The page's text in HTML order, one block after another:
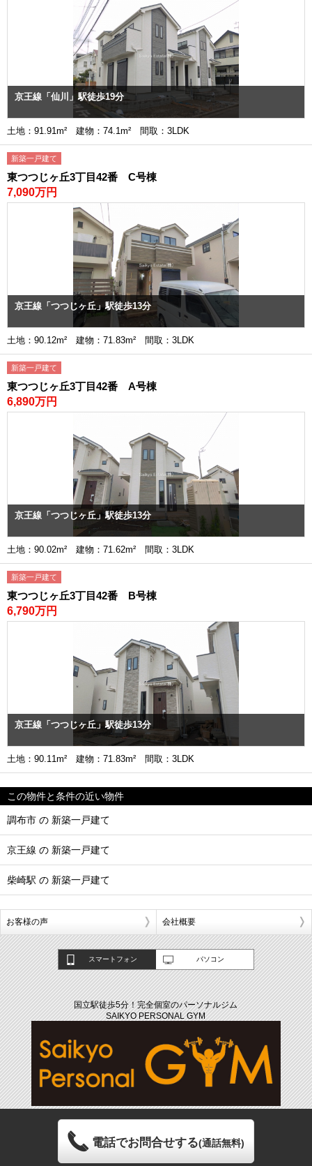
京王線「仙川」駅徒歩19分
土地：91.91m² 建物：74.1m² 間取：3LDK
新築一戸建て
東つつじヶ丘3丁目42番 C号棟
7,090万円
京王線「つつじヶ丘」駅徒歩13分
土地：90.12m² 建物：71.83m² 間取：3LDK
新築一戸建て
東つつじヶ丘3丁目42番 A号棟
6,890万円
京王線「つつじヶ丘」駅徒歩13分
土地：90.02m² 建物：71.62m² 間取：3LDK
新築一戸建て
東つつじヶ丘3丁目42番 B号棟
6,790万円
京王線「つつじヶ丘」駅徒歩13分
土地：90.11m² 建物：71.83m² 間取：3LDK
この物件と条件の近い物件
調布市 の 新築一戸建て
京王線 の 新築一戸建て
柴崎駅 の 新築一戸建て
お客様の声 会社概要
スマートフォン パソコン
国立駅徒歩5分！完全個室のパーソナルジム
SAIKYO PERSONAL GYM
電話でお問合せする(通話無料)